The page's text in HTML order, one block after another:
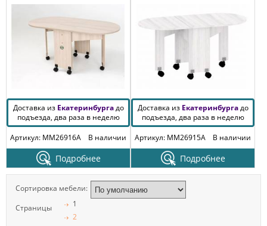
Доставка из Екатеринбургадо
подъезда, два раза в неделю
Артикул: MM26916A
В наличии
Подробнее
Доставка из Екатеринбургадо
подъезда, два раза в неделю
Артикул: MM26915A
В наличии
Подробнее
Сортировка мебели:
Страницы
1
2